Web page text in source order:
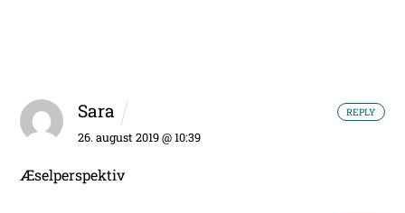
Sara
26. august 2019 @ 10:39
Æselperspektiv
REPLY